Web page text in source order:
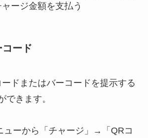
ージ金額を支払う
ード
ドまたはバーコードを提示する
できます。
ューから「チャージ」→「QRコ